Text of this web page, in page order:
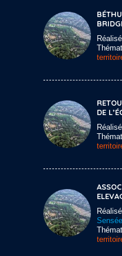
DE
Sensée